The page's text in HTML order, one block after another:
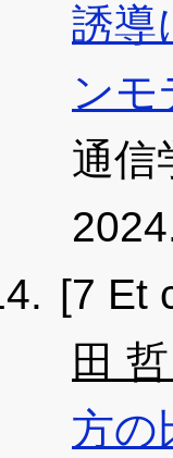
誘導
ンモ
通信
[7 Et
田
方の